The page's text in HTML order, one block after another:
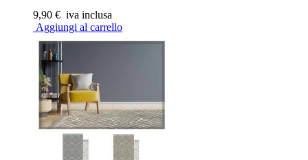
9,90 € iva inclusa
Aggiungi al carrello